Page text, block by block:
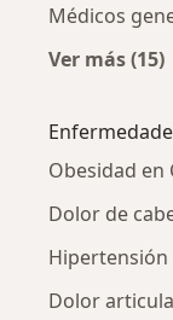
Médicos
Ver más (15)
Obesidad en
Dolor de
Hipertensión
Dolor